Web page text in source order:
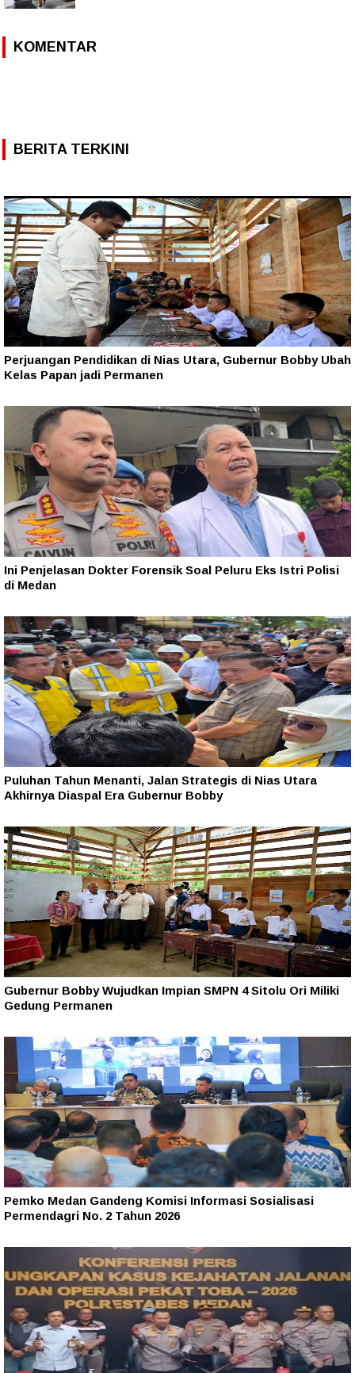
KOMENTAR
BERITA TERKINI
Perjuangan Pendidikan di Nias Utara, Gubernur Bobby Ubah
Kelas Papan jadi Permanen
Ini Penjelasan Dokter Forensik Soal Peluru Eks Istri Polisi
di Medan
Puluhan Tahun Menanti, Jalan Strategis di Nias Utara
Akhirnya Diaspal Era Gubernur Bobby
Gubernur Bobby Wujudkan Impian SMPN 4 Sitolu Ori Miliki
Gedung Permanen
Pemko Medan Gandeng Komisi Informasi Sosialisasi
Permendagri No. 2 Tahun 2026